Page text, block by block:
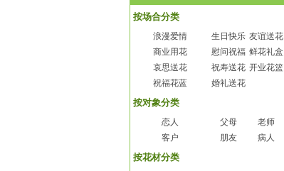
按场合分类
浪漫爱情 生日快乐 友谊送花
商业用花
慰问祝福 鲜花礼盒
哀思送花
祝寿送花 开业花篮
祝福花蓝
婚礼送花
按对象分类
恋人 父母
老师
客户
朋友 病人
按花材分类